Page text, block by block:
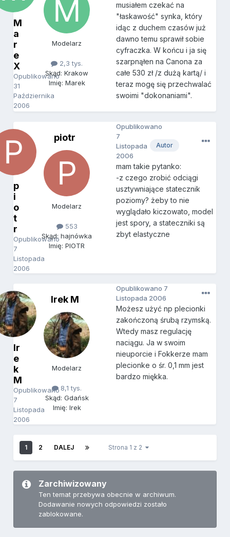
M
a
r
e
X
Opublikowano
31
Października
2006
Modelarz
2,3 tys.
Skąd: Krakow
Imię: Marek
musiałem czekać na
"łaskawość" synka, który
idąc z duchem czasów już
dawno temu sprawił sobie
cyfraczka. W końcu i ja się
szarpnąłen na Canona za
całe 530 zł /z dużą kartą/ i
teraz mogę się przechwalać
swoimi "dokonaniami".
p
i
o
t
r
Opublikowano
7
Listopada
2006
piotr
Modelarz
553
Skąd: hajnówka
Imię: PIOTR
Autor
Opublikowano
7
Listopada
2006
mam takie pytanko:
-z czego zrobić odciągi
usztywniające statecznik
poziomy? żeby to nie
wyglądało kiczowato, model
jest spory, a stateczniki są
zbyt elastyczne
Ir
e
k
M
Opublikowano
7
Listopada
2006
Irek M
Modelarz
8,1 tys.
Skąd: Gdańsk
Imię: Irek
Opublikowano 7
Listopada 2006
Możesz użyć np plecionki
zakończoną śrubą rzymską.
Wtedy masz regulację
naciągu. Ja w swoim
nieuporcie i Fokkerze mam
plecionke o śr. 0,1 mm jest
bardzo miękka.
1 2 DALEJ Strona 1 z 2
Zarchiwizowany
Ten temat przebywa obecnie w archiwum.
Dodawanie nowych odpowiedzi zostało
zablokowane.